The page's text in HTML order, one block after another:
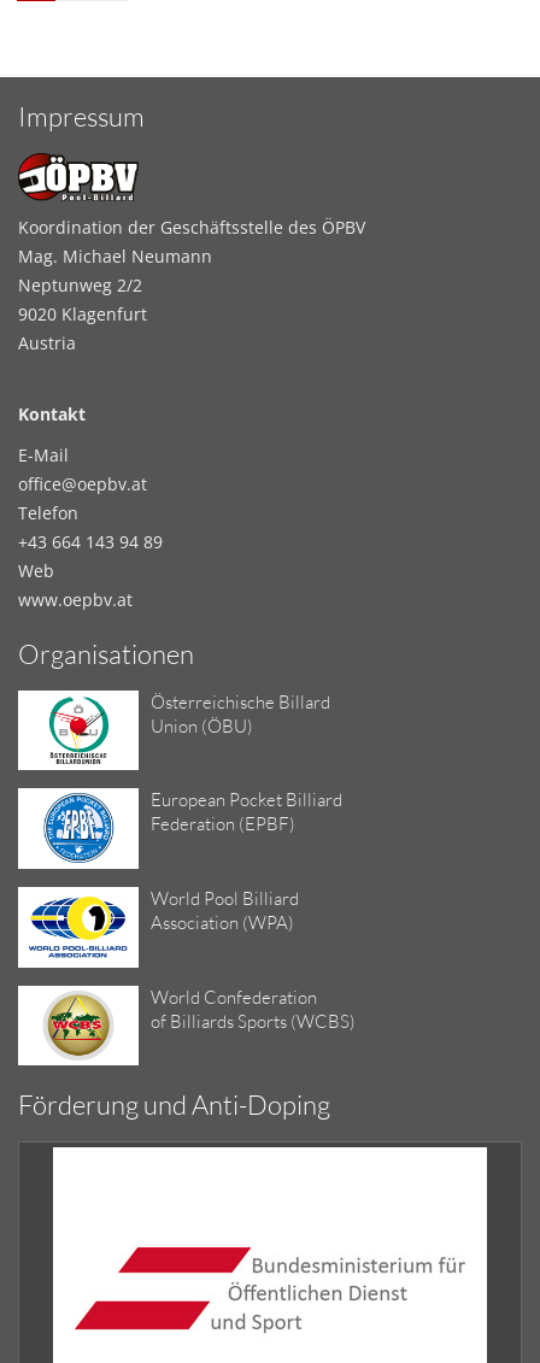
Impressum
Koordination der Geschäftsstelle des ÖPBV
Mag. Michael Neumann
Neptunweg 2/2
9020 Klagenfurt
Austria
Kontakt
E-Mail
office@oepbv.at
Telefon
+43 664 143 94 89
Web
www.oepbv.at
Organisationen
Österreichische Billard
Union (ÖBU)
European Pocket Billiard
Federation (EPBF)
World Pool Billiard
Association (WPA)
World Confederation
of Billiards Sports (WCBS)
Förderung und Anti-Doping